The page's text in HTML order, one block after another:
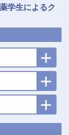
学生によるク